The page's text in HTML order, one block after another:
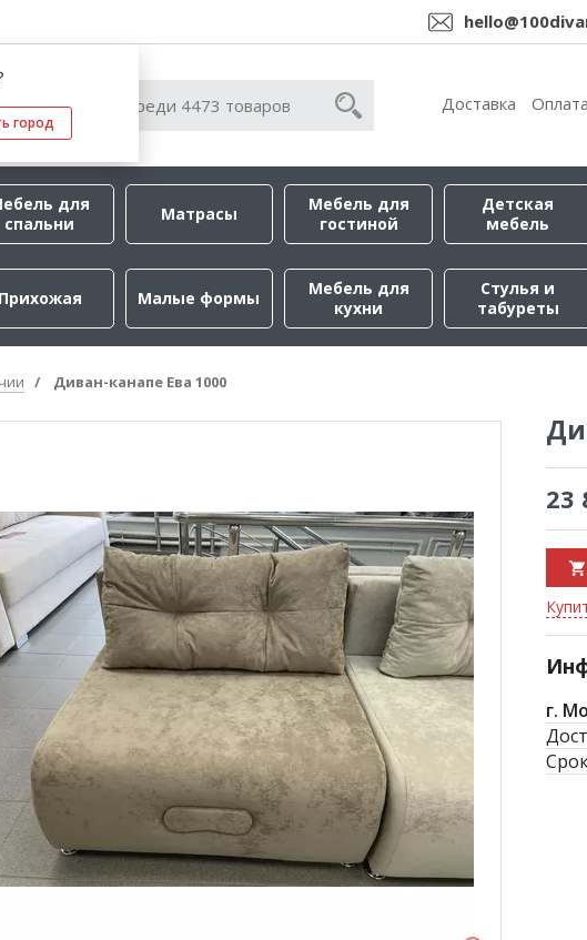
город
Доставка Оплата
для
спальни
Матрасы
Мебель для
гостиной
Детская
мебель
Прихожая Малые формы
Мебель для
кухни
Стулья и
табуреты
Диван-канапе Ева 1000
23
г.